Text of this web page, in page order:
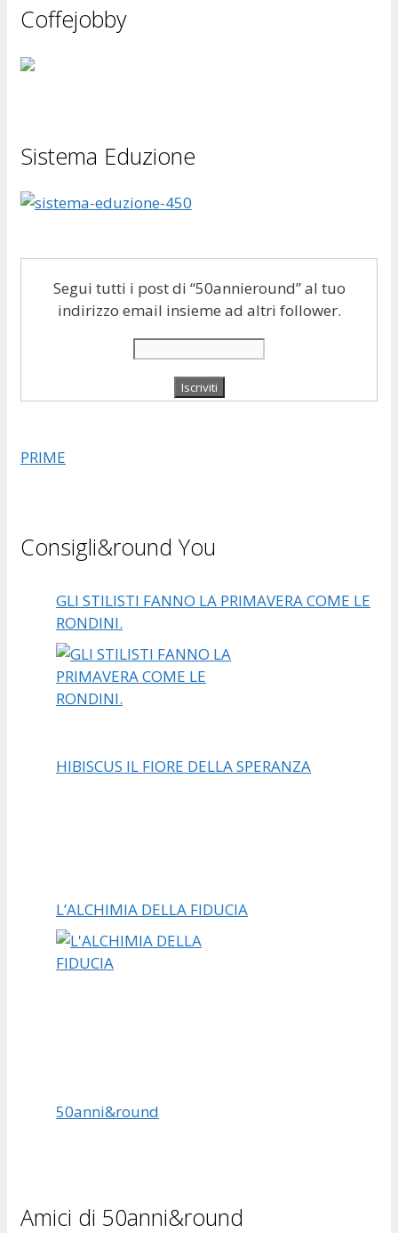
Coffejobby
Sistema Eduzione
Segui tutti i post di “50annieround” al tuo
indirizzo email insieme ad altri follower.
PRIME
Consigli&round You
GLI STILISTI FANNO LA PRIMAVERA COME LE
RONDINI.
HIBISCUS IL FIORE DELLA SPERANZA
L’ALCHIMIA DELLA FIDUCIA
50anni&round
Amici di 50anni&round